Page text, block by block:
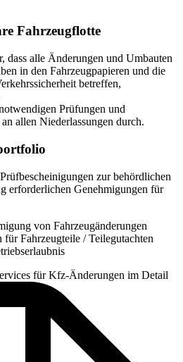
Fahrzeugflotte
dass alle Änderungen und Umbauten
in den Fahrzeugpapieren und die
betreffen,
Prüfungen und
allen Niederlassungen durch.
zur behördlichen
erforderlichen Genehmigungen für
von Fahrzeugänderungen
für Fahrzeugteile / Teilegutachten
für Kfz-Änderungen im Detail